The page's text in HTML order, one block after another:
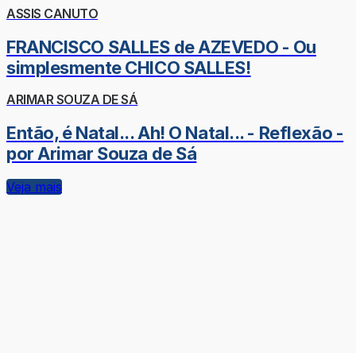
ASSIS CANUTO
FRANCISCO SALLES de AZEVEDO - Ou
simplesmente CHICO SALLES!
ARIMAR SOUZA DE SÁ
Então, é Natal... Ah! O Natal... - Reflexão -
por Arimar Souza de Sá
Veja mais